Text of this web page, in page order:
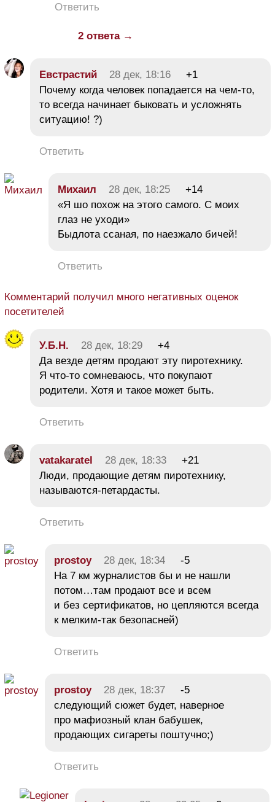
Ответить
2 ответа →
Евстрастий 28 дек, 18:16
+1
Почему когда человек попадается на чем-то,
то всегда начинает быковать и усложнять
ситуацию! ?)
Ответить
Михаил 28 дек, 18:25
+14
«Я шо похож на этого самого. С моих
глаз не уходи»
Быдлота ссаная, по наезжало бичей!
Ответить
Комментарий получил много негативных оценок
посетителей
У.Б.Н. 28 дек, 18:29
+4
Да везде детям продают эту пиротехнику.
Я что-то сомневаюсь, что покупают
родители. Хотя и такое может быть.
Ответить
vatakaratel 28 дек, 18:33
+21
Люди, продающие детям пиротехнику,
называются-петардасты.
Ответить
prostoy 28 дек, 18:34
-5
На 7 км журналистов бы и не нашли
потом…там продают все и всем
и без сертификатов, но цепляются всегда
к мелким-так безопасней)
Ответить
prostoy 28 дек, 18:37
-5
следующий сюжет будет, наверное
про мафиозный клан бабушек,
продающих сигареты поштучно;)
Ответить